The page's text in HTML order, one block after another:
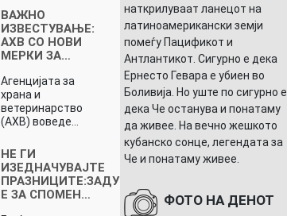
ВАЖНО
ИЗВЕСТУВАЊЕ:
АХВ СО НОВИ
МЕРКИ ЗА…
Агенцијата за
храна и
ветеринарство
(АХВ) воведе…
НЕ ГИ
ИЗЕДНАЧУВАЈТЕ
ПРАЗНИЦИТЕ:ЗАДУШНИЦАТА
Е ЗА СПОМЕН…
наткрилуваат ланецот на
латиноамерикански земји
помеѓу Пацификот и
Антлантикот. Сигурно е дека
Ернесто Гевара е убиен во
Боливија. Но уште по сигурно е
дека Че останува и понатаму
да живее. На вечно жешкото
кубанско сонце, легендата за
Че и понатаму живее.
ФОТО НА ДЕНОТ